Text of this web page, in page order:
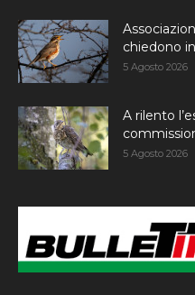
chiedono
5 Agosto 2026
A rilento
5 Agosto 2026